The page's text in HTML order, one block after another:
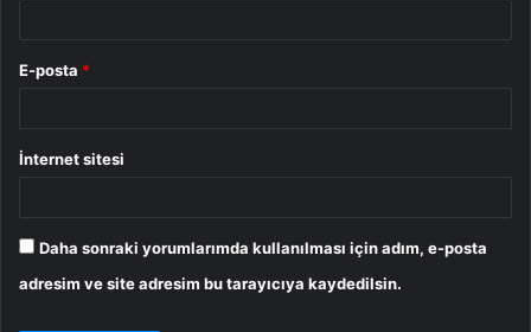
E-posta *
İnternet sitesi
Daha sonraki yorumlarımda kullanılması için adım, e-posta
adresim ve site adresim bu tarayıcıya kaydedilsin.